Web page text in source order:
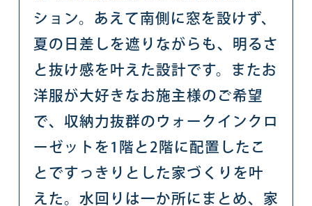
ション。あえて南側に窓を設けず、
夏の日差しを遮りながらも、明るさ
と抜け感を叶えた設計です。またお
洋服が大好きなお施主様のご希望
で、収納力抜群のウォークインクロ
ーゼットを1階と2階に配置したこ
とですっきりとした家づくりを叶
えた。水回りは一か所にまとめ、家